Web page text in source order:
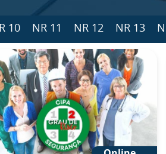
10 NR 11 NR 12 NR 13